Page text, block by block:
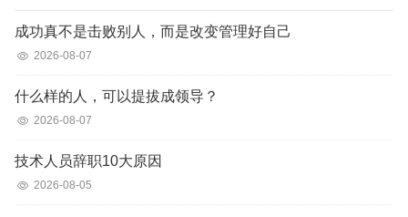
成功真不是击败别人，而是改变管理好自己
2026-08-07
什么样的人，可以提拔成领导？
2026-08-07
技术人员辞职10大原因
2026-08-05